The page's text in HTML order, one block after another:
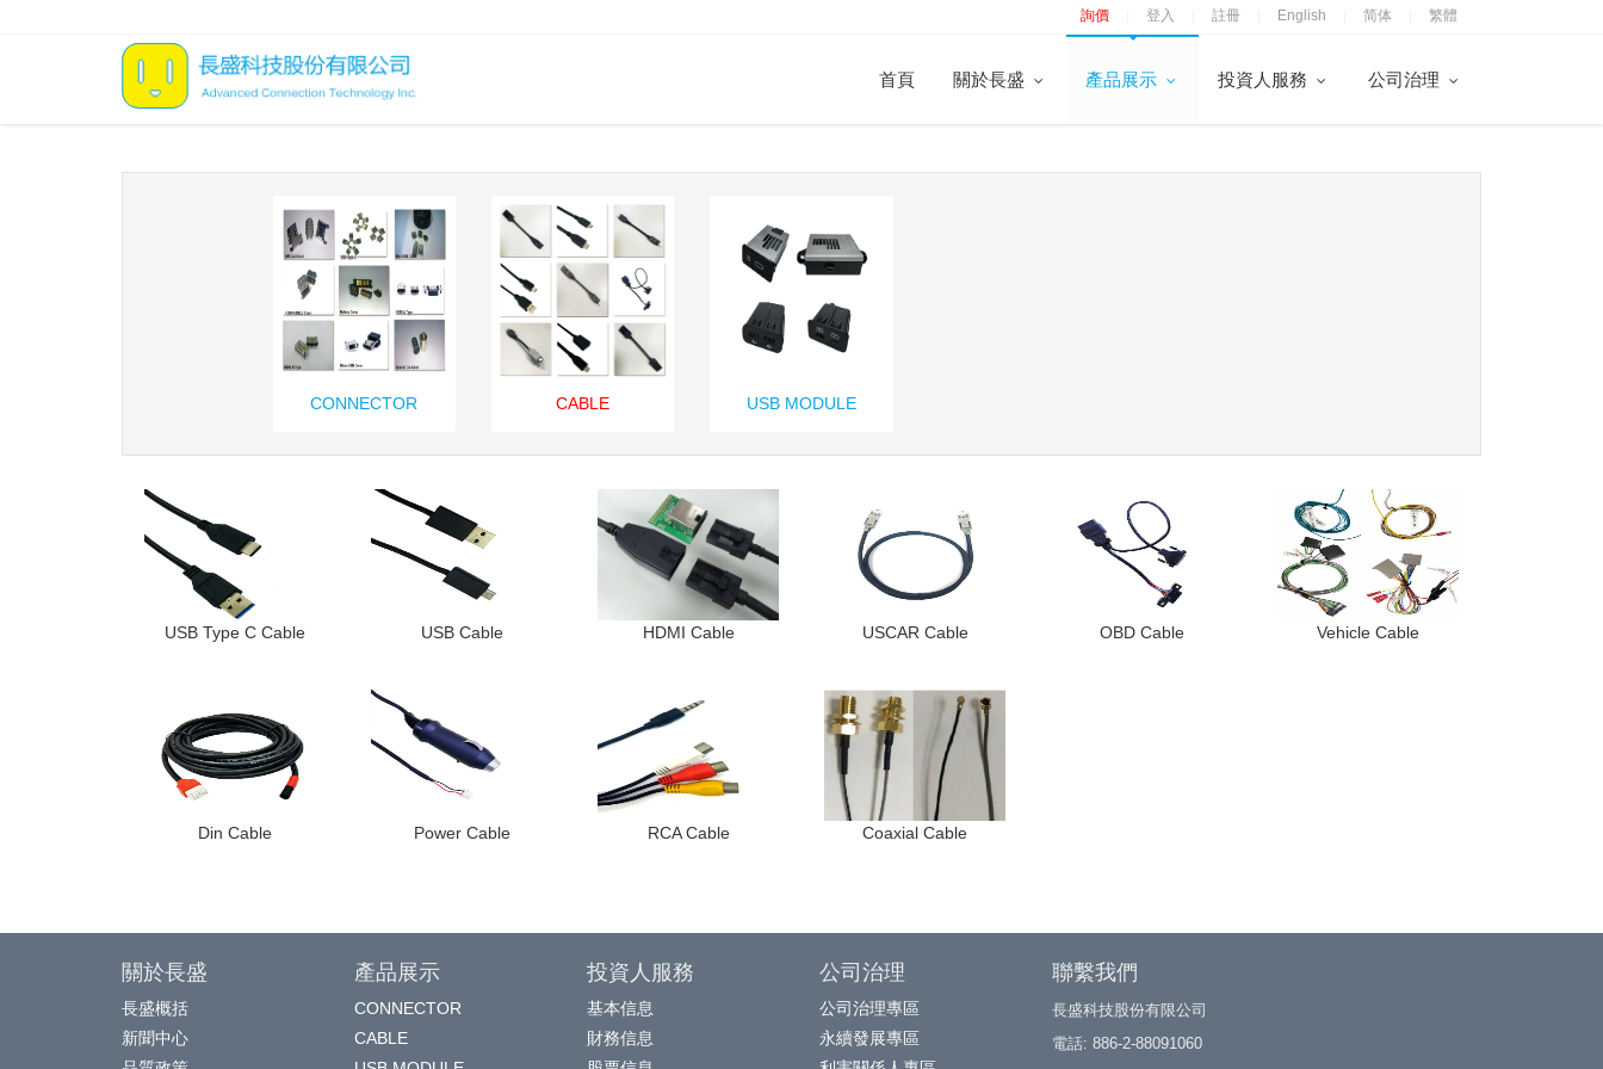
詢價 登入 註冊 English 简体 繁體
首頁 關於長盛 產品展示 投資人服務 公司治理
CONNECTOR CABLE USB MODULE
USB Type C Cable USB Cable HDMI Cable USCAR Cable OBD Cable Vehicle Cable
Din Cable Power Cable RCA Cable Coaxial Cable
關於長盛
長盛概括
新聞中心
產品展示
CONNECTOR
CABLE
投資人服務
基本信息
財務信息
公司治理
公司治理專區
永續發展專區
聯繫我們
長盛科技股份有限公司
電話: 886-2-88091060